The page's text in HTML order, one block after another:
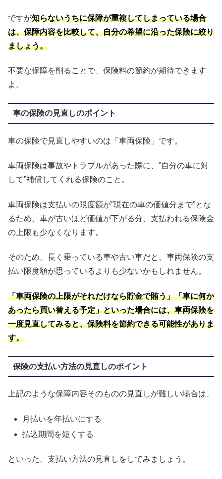
ですが知らないうちに保障が重複してしまっている場合
は、保障内容を比較して、自分の希望に沿った保険に絞り
ましょう。
不要な保障を削ることで、保険料の節約が期待できます
よ。
車の保険の見直しのポイント
車の保険で見直しやすいのは「車両保険」です。
車両保険は事故やトラブルがあった際に、”自分の車に対
して”補償してくれる保険のこと。
車両保険は支払いの限度額が”現在の車の価値分まで”とな
るため、車が古いほど価値が下がる分、支払われる保険金
の上限も少なくなります。
そのため、長く乗っている車や古い車だと、車両保険の支
払い限度額が思っているよりも少ないかもしれません。
「車両保険の上限がそれだけなら貯金で賄う」「車に何か
あったら買い替える予定」といった場合には、車両保険を
一度見直してみると、保険料を節約できる可能性がありま
す。
保険の支払い方法の見直しのポイント
上記のような保障内容そのものの見直しが難しい場合は、
月払いを年払いにする
払込期間を短くする
といった、支払い方法の見直しをしてみましょう。